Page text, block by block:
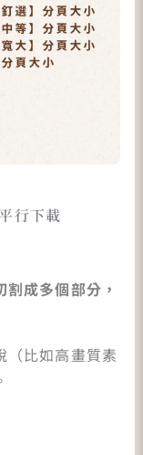
行下載
成多個部分，
（比如高畫質素